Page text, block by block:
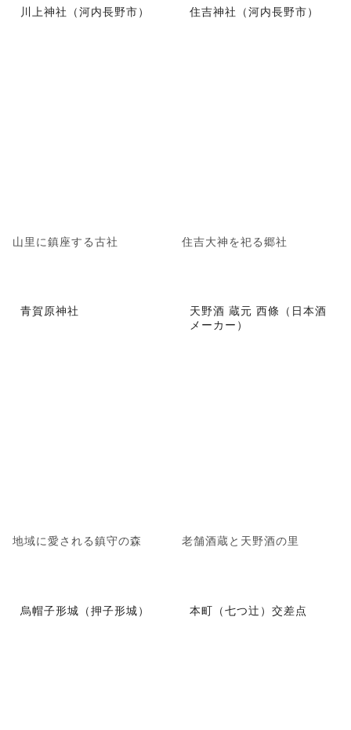
川上神社（河内長野市）
山里に鎮座する古社
住吉神社（河内長野市）
住吉大神を祀る郷社
青賀原神社
地域に愛される鎮守の森
天野酒 蔵元 西條（日本酒
メーカー）
老舗酒蔵と天野酒の里
烏帽子形城（押子形城） 本町（七つ辻）交差点